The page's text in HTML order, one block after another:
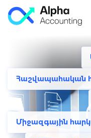
Հաշվապահական
Միջազգային